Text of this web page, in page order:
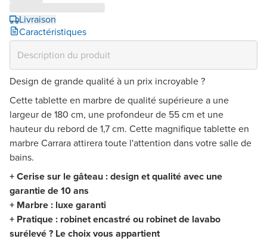
Livraison
Caractéristiques
Design de grande qualité à un prix incroyable ?
Cette tablette en marbre de qualité supérieure a une
largeur de 180 cm, une profondeur de 55 cm et une
hauteur du rebord de 1,7 cm. Cette magnifique tablette en
marbre Carrara attirera toute l'attention dans votre salle de
bains.
+ Cerise sur le gâteau : design et qualité avec une
garantie de 10 ans
+ Marbre : luxe garanti
+ Pratique : robinet encastré ou robinet de lavabo
surélevé ? Le choix vous appartient